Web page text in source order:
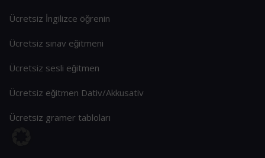
Ücretsiz İngilizce öğrenin
Ücretsiz sınav eğitmeni
Ücretsiz sesli eğitmen
Ücretsiz eğitmen Dativ/Akkusativ
Ücretsiz gramer tabloları